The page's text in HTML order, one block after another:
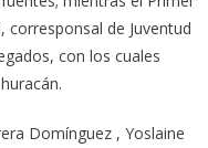
corresponsal de Juventud
con los cuales
Domínguez , Yoslaine